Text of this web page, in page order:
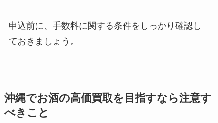
申込前に、手数料に関する条件をしっかり確認し
ておきましょう。
沖縄でお酒の高価買取を目指すなら注意す
べきこと